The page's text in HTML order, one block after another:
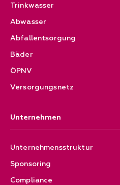
Trinkwasser
Abwasser
Abfallentsorgung
Bäder
ÖPNV
Versorgungsnetz
Unternehmen
Unternehmensstruktur
Sponsoring
Compliance